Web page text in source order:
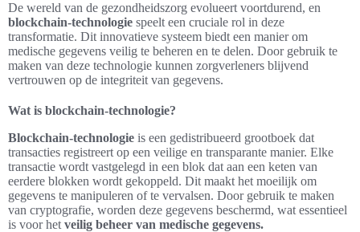
De wereld van de gezondheidszorg evolueert voortdurend, en
blockchain-technologie speelt een cruciale rol in deze
transformatie. Dit innovatieve systeem biedt een manier om
medische gegevens veilig te beheren en te delen. Door gebruik te
maken van deze technologie kunnen zorgverleners blijvend
vertrouwen op de integriteit van gegevens.
Wat is blockchain-technologie?
Blockchain-technologie is een gedistribueerd grootboek dat
transacties registreert op een veilige en transparante manier. Elke
transactie wordt vastgelegd in een blok dat aan een keten van
eerdere blokken wordt gekoppeld. Dit maakt het moeilijk om
gegevens te manipuleren of te vervalsen. Door gebruik te maken
van cryptografie, worden deze gegevens beschermd, wat essentieel
is voor het veilig beheer van medische gegevens.